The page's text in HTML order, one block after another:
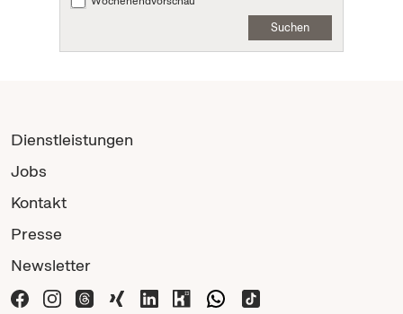
Suchen
Dienstleistungen
Jobs
Kontakt
Presse
Newsletter